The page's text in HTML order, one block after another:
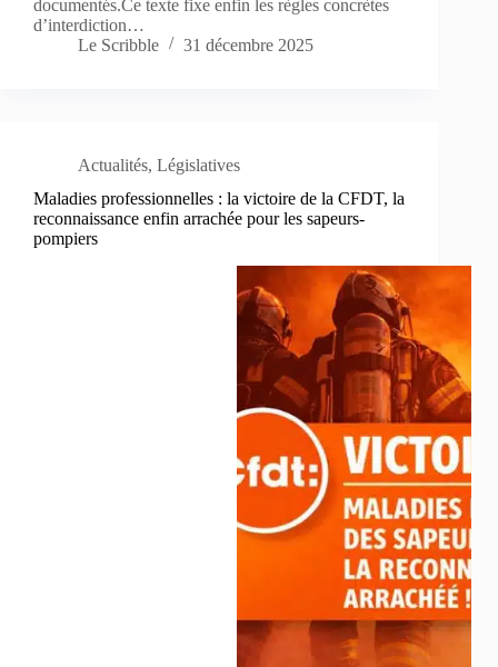
documentés.Ce texte fixe enfin les règles concrètes
d’interdiction…
Le Scribble
31 décembre 2025
Actualités, Législatives
Maladies professionnelles : la victoire de la CFDT, la
reconnaissance enfin arrachée pour les sapeurs-
pompiers